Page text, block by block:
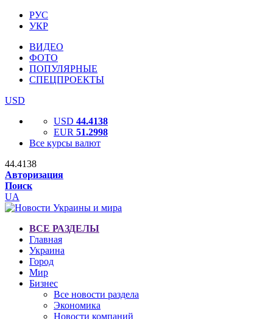
РУС
УКР
ВИДЕО
ФОТО
ПОПУЛЯРНЫЕ
СПЕЦПРОЕКТЫ
USD
USD 44.4138
EUR 51.2998
Все курсы валют
44.4138
Авторизация
Поиск
UA
ВСЕ РАЗДЕЛЫ
Главная
Украина
Город
Мир
Бизнес
Все новости раздела
Экономика
Новости компаний